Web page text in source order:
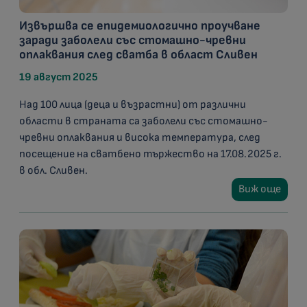
Извършва се епидемиологично проучване
заради заболели със стомашно-чревни
оплаквания след сватба в област Сливен
19 август 2025
Над 100 лица (деца и възрастни) от различни
области в страната са заболели със стомашно-
чревни оплаквания и висока температура, след
посещение на сватбено тържество на 17.08.2025 г.
в обл. Сливен.
Виж още